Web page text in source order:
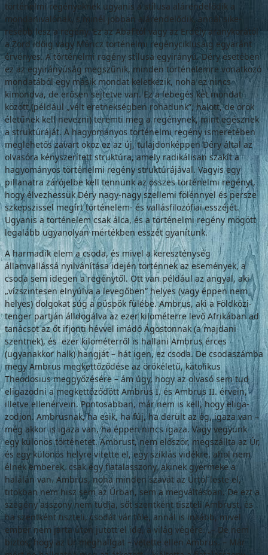
történelmi regényeknek ugyanis a stílusa alárendelődik a
mondanivalónak, s minél jobban alárendelődik, annál sike­
resebb lesz a regény. Ez az Abafitól vagy az Erdély aranykorától
a Zord időig vagy Móricz történelmi regényciklusáig egyaránt
érvé­nyes. A történelmi regény stílusa egyirányú. Déry esetében
ez az egyirányúság megszűnik, minden történelemre vonatkozó
mondatából egy másik mondat keletkezik, noha ez nincs
kimondva, de erősen sejtetve van. Ez a lebe­gés két mondat
között (például „vélt eretnek­ségben rohadunk”, halott, de örök
életűnek kell nevezni) teremti meg a regénynek, mint egésznek
a struktúráját. A hagyományos tör­ténelmi regény ismeretében
meglehetős za­vart okoz ez az új, tulajdonképpen Déry által az
olvasóra kényszerített struktúra, amely radikálisan szakít a
hagyományos történelmi regény struktúrájával. Vagyis egy
pillanatra zárójelbe kell tennünk az összes történelmi regényt,
hogy élvezhessük Déry nagy-nagy szellemi fölénnyel és persze
szkepszissel megírt történelem- és vallásfilozófiai esszéjét.
Ugyanis a történelem csak álca, és a történel­mi regény mögött
legalább ugyanolyan mér­tékben esszét gyanítunk.
A harmadik elem a csoda, és mivel a ke­reszténység
államvallássá nyilvánítása idején történnek az események, a
csoda sem idegen a regénytől. Ott van például az angyal, aki
„vízszintesen elnyúlva a levegőben” helyes (vagy éppen nem
helyes) dolgokat súg a püs­pök fülébe. Ambrus, aki a Földközi-
tenger partján álldogálva az ezer kilométerre levő Afrikában ad
tanácsot az őt ifjonti hévvel imádó Ágostonnak (a majdani
szentnek), és ezer kilométerről is hallani Ambrus érces
(ugyanakkor halk) hangját – hát igen, ez cso­da. De csodaszámba
megy Ambrus megket­tőződése az örökéletű, katolikus
Theodosius meggyőzésére – ám úgy, hogy az olvasó sem tud
eligazodni a megkettőződött Ambrus I. és Ambrus II. érvein,
illetve ellenérvein. Pontosabban, már nem is kell, hogy eliga­
zodjon. Ambrusnak, ha esik, ha fúj, ha derült az ég, igaza van –
még akkor is igaza van, ha éppen nincs igaza. Vagy vegyünk
egy külö­nös történetet. Ambrust, nem először, meg­szállta az Úr,
és egy különös helyre vitette el, egy sziklás vidékre, ahol nem
élnek emberek, csak egy fiatalasszony, akinek gyermeke a
halálán van. Ambrus, noha minden szavát az Úrtól leste el,
titokban nem hisz sem az Úr­ban, sem a megváltásban. De ezt a
szegény asszony nem tudja, sőt szentként tiszteli Ambrust, és
ha szentként tiszteli, csodát vár tőle, annál is inkább, mivel
ember nem járta úton jutott el ide, a világ végére. „– De nem
biztos, hogy az Úr meghallgat – vetette ellen Ambrus. – Már